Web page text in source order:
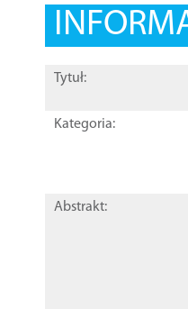
Tytuł:
Kategoria:
Abstrakt: